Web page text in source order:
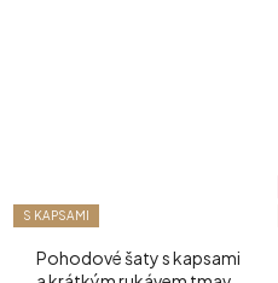
S KAPSAMI
Pohodové šaty s kapsami